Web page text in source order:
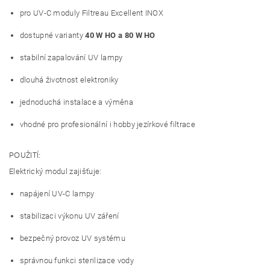
pro UV-C moduly Filtreau Excellent INOX
dostupné varianty40 W HO a 80 W HO
stabilní zapalování UV lampy
dlouhá životnost elektroniky
jednoduchá instalace a výměna
vhodné pro profesionální i hobby jezírkové filtrace
POUŽITÍ:
Elektrický modul zajišťuje:
napájení UV-C lampy
stabilizaci výkonu UV záření
bezpečný provoz UV systému
správnou funkci sterilizace vody